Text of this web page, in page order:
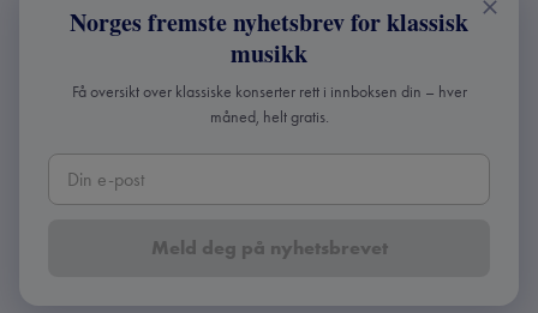
KONTAKT
Live Klassisk: +47 98670803
info@liveklassisk.no
Live Klassisk
Org nr: 932392364
Copyright ©2026Live Klassisk •Personvern og
Norges fremste nyhetsbrev for klassisk
musikk
Få oversikt over klassiske konserter rett i innboksen din – hver
måned, helt gratis.
Meld deg på nyhetsbrevet